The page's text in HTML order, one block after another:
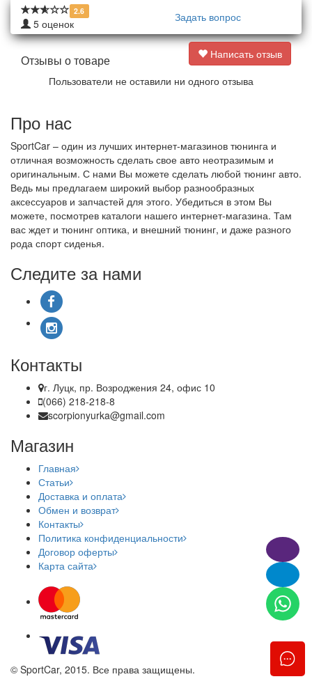
2.6
5 оценок Задать вопрос
Отзывы о товаре
Написать отзыв
Пользователи не оставили ни одного отзыва
Про нас
SportCar – один из лучших интернет-магазинов тюнинга и
отличная возможность сделать свое авто неотразимым и
оригинальным. С нами Вы можете сделать любой тюнинг авто.
Ведь мы предлагаем широкий выбор разнообразных
аксессуаров и запчастей для этого. Убедиться в этом Вы
можете, посмотрев каталоги нашего интернет-магазина. Там
вас ждет и тюнинг оптика, и внешний тюнинг, и даже разного
рода спорт сиденья.
Следите за нами
Контакты
г. Луцк, пр. Возроджения 24, офис 10
(066) 218-218-8
scorpionyurka@gmail.com
Магазин
Главная
Статьи
Доставка и оплата
Обмен и возврат
Контакты
Политика конфиденциальности
Договор оферты
Карта сайта
© SportCar, 2015. Все права защищены.